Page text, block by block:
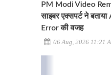
PM Modi Video
साइबर एक्सपर्ट ने
Error की वजह
06 Aug, 2026 11:21